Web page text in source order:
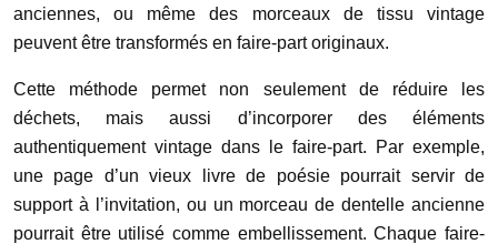
anciennes, ou même des morceaux de tissu vintage
peuvent être transformés en faire-part originaux.
Cette méthode permet non seulement de réduire les
déchets, mais aussi d’incorporer des éléments
authentiquement vintage dans le faire-part. Par exemple,
une page d’un vieux livre de poésie pourrait servir de
support à l’invitation, ou un morceau de dentelle ancienne
pourrait être utilisé comme embellissement. Chaque faire-